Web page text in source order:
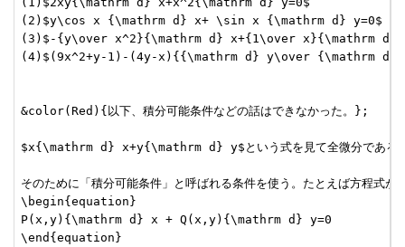
(2)$y\cos x {\mathrm d} x+ \sin x {\mathrm d} y=0$
(3)$-{y\over x^2}{\mathrm d} x+{1\over x}{\mathrm d}
(4)$(9x^2+y-1)-(4y-x){{\mathrm d} y\over {\mathrm d}
&color(Red){以下、積分可能条件などの話はできなかった。};
$x{\mathrm d} x+y{\mathrm d} y$という式を見て全微分であると判
そのために「積分可能条件」と呼ばれる条件を使う。たとえば方程式が
\begin{equation}
P(x,y){\mathrm d} x + Q(x,y){\mathrm d} y=0
\end{equation}